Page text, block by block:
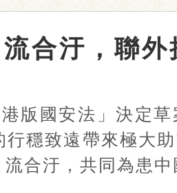
流合汙，聯外
版國安法」決定
穩致遠帶來極大
合汙，共同為患中